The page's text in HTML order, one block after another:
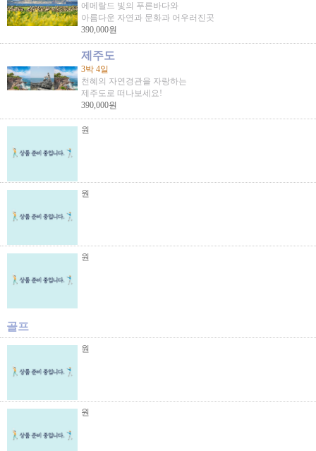
에메랄드 빛의 푸른바다와
아름다운 자연과 문화과 어우러진곳
390,000원
제주도
3박 4일
천혜의 자연경관을 자랑하는
제주도로 떠나보세요!
390,000원
원
원
원
골프
원
원